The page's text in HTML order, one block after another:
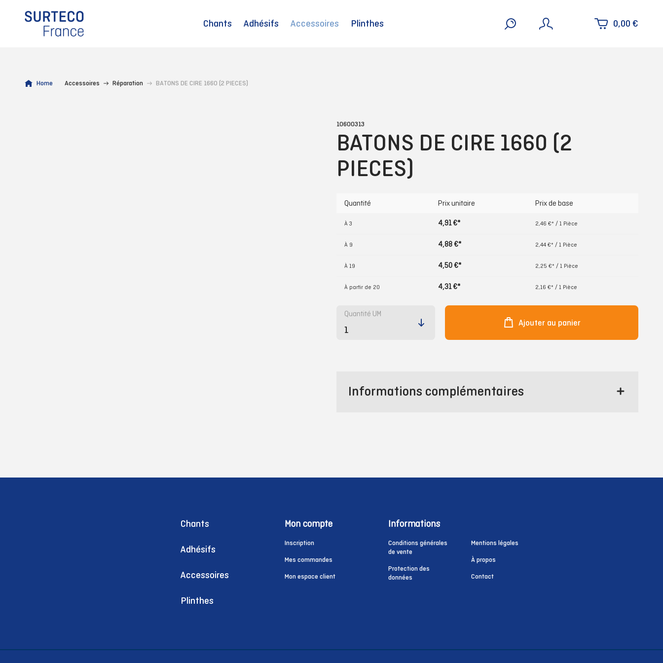
Chants Adhésifs Accessoires Plinthes 0,00 €
Home Accessoires Réparation BATONS DE CIRE 1660 (2 PIECES)
10600313
BATONS DE CIRE 1660 (2
PIECES)
Quantité Prix unitaire Prix de base
À 3 4,91 €* 2,46 €* / 1 Pièce
À 9 4,88 €* 2,44 €* / 1 Pièce
À 19 4,50 €* 2,25 €* / 1 Pièce
À partir de 20 4,31 €* 2,16 €* / 1 Pièce
Quantité UM
Ajouter au panier
Informations complémentaires
Chants
Adhésifs
Accessoires
Plinthes
Mon compte
Inscription
Mes commandes
Mon espace client
Informations
Conditions générales
de vente
Protection des
données
Mentions légales
À propos
Contact